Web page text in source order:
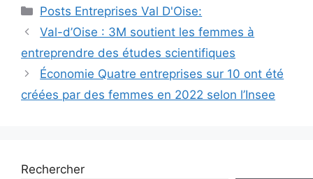
Catégories
Posts Entreprises Val D'Oise:
Navigation
des
articles
Val-d’Oise : 3M soutient les femmes à
entreprendre des études scientifiques
Économie Quatre entreprises sur 10 ont été
créées par des femmes en 2022 selon l’Insee
Rechercher